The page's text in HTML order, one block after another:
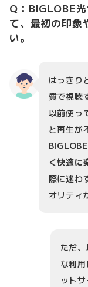
Q：BIGLOBE
て、最初の印象
い。
はっきり
質で視聴
以前使っ
と再生が
く快適に
際に迷わ
オリティ
ただ
な利
ット